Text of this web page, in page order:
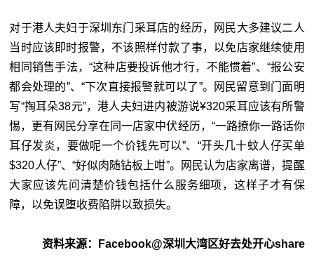
对于港人夫妇于深圳东门采耳店的经历，网民大多建议二人
当时应该即时报警，不该照样付款了事，以免店家继续使用
相同销售手法，“这种店要投诉他才行，不能惯着”、“报公安
都会处理的”、“下次直接报警就可以了”。网民留意到门面明
写“掏耳朵38元”，港人夫妇进内被游说¥320采耳应该有所警
惕，更有网民分享在同一店家中伏经历，“一路撩你一路话你
耳仔发炎，要做呢一个价钱先可以”、“开头几十蚊人仔买单
$320人仔”、“好似肉随钻板上咁”。网民认为店家离谱，提醒
大家应该先问清楚价钱包括什么服务细项，这样子才有保
障，以免误堕收费陷阱以致损失。
资料来源：Facebook@深圳大湾区好去处开心share